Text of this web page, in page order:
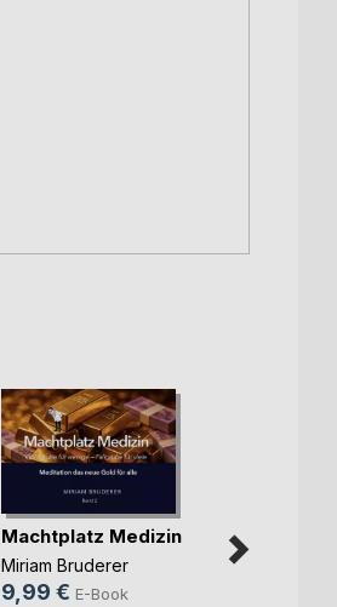
Machtplatz Medizin
Miriam Bruderer
9,99 € E-Book